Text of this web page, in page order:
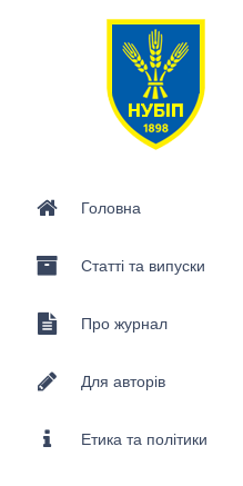
Головна
Статті та випуски
Про журнал
Для авторів
Етика та політики